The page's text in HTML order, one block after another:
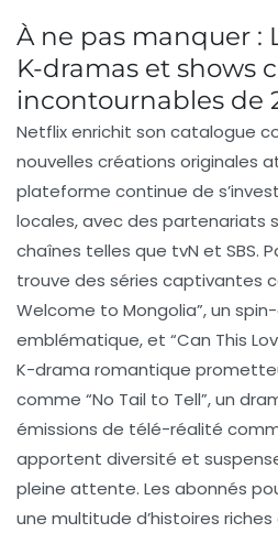
À ne pas manquer :
K-dramas et shows
incontournables de
Netflixenrichit son catalogue
nouvelles créations originales
plateforme continue de
locales, avec des partenariats
chaînes telles que tvN et SBS.
trouve des séries captivantes
Welcome to Mongolia”, un
emblématique, et “Can This
K-drama romantique
comme “No Tail to Tell”, un
émissions de télé-réalité
apportent diversité et
pleine attente. Les abonnés
une multitude d’histoires